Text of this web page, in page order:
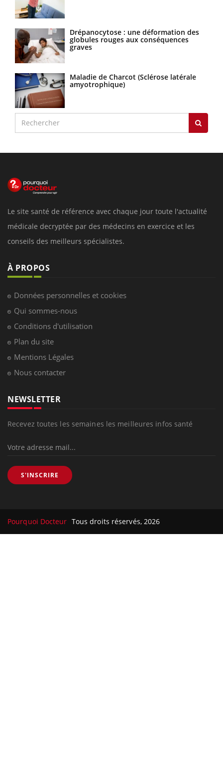
Drépanocytose : une déformation des
globules rouges aux conséquences
graves
Maladie de Charcot (Sclérose latérale
amyotrophique)
Le site santé de référence avec chaque jour toute l'actualité
médicale decryptée par des médecins en exercice et les
conseils des meilleurs spécialistes.
À PROPOS
Données personnelles et cookies
Qui sommes-nous
Conditions d'utilisation
Plan du site
Mentions Légales
Nous contacter
NEWSLETTER
Recevez toutes les semaines les meilleures infos santé
S'INSCRIRE
Pourquoi Docteur Tous droits réservés, 2026